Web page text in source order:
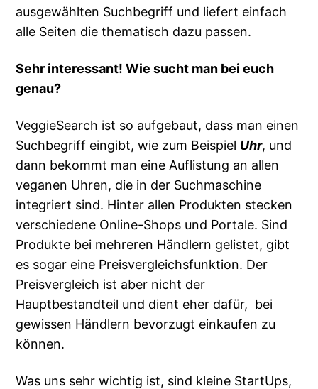
ausgewählten Suchbegriff und liefert einfach
alle Seiten die thematisch dazu passen.
Sehr interessant! Wie sucht man bei euch
genau?
VeggieSearch ist so aufgebaut, dass man einen
Suchbegriff eingibt, wie zum Beispiel Uhr, und
dann bekommt man eine Auflistung an allen
veganen Uhren, die in der Suchmaschine
integriert sind. Hinter allen Produkten stecken
verschiedene Online-Shops und Portale. Sind
Produkte bei mehreren Händlern gelistet, gibt
es sogar eine Preisvergleichsfunktion. Der
Preisvergleich ist aber nicht der
Hauptbestandteil und dient eher dafür, bei
gewissen Händlern bevorzugt einkaufen zu
können.
Was uns sehr wichtig ist, sind kleine StartUps,